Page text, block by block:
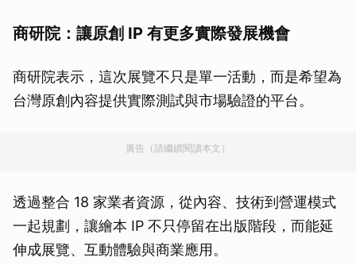
商研院：讓原創 IP 有更多實際發展機會
商研院表示，這次展覽不只是單一活動，而是希望為
台灣原創內容提供實際測試與市場驗證的平台。
廣告（請繼續閱讀本文）
透過整合 18 家業者資源，從內容、技術到營運模式
一起規劃，讓繪本 IP 不只停留在出版階段，而能延
伸成展覽、互動體驗與商業應用。